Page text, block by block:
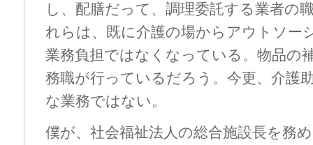
し、配膳だって、調理委託する業者の
れらは、既に介護の場からアウトソー
業務負担ではなくなっている。物品の
務職が行っているだろう。今更、介護
な業務ではない。
僕が、社会福祉法人の総合施設長を務